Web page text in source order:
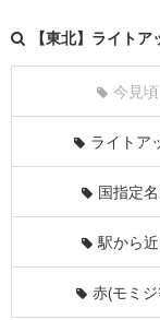
【東北】ライト
今見頃
ライトア
国指定
駅から
赤(モミ